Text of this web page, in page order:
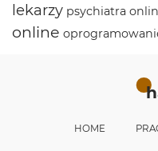
lekarzy psychiatra
online
HOME